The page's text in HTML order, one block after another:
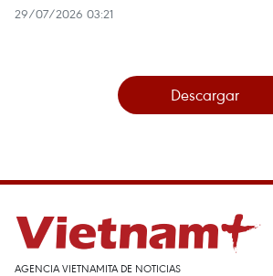
29/07/2026 03:21
Descargar
AGENCIA VIETNAMITA DE NOTICIAS